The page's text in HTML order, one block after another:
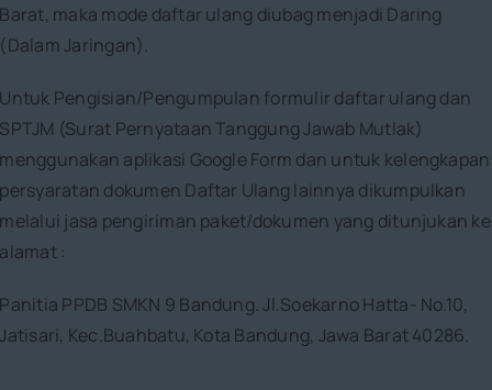
Barat, maka mode daftar ulang diubag menjadi Daring
(Dalam Jaringan).
Untuk Pengisian/Pengumpulan formulir daftar ulang dan
SPTJM (Surat Pernyataan Tanggung Jawab Mutlak)
menggunakan aplikasi Google Form dan untuk kelengkapan
persyaratan dokumen Daftar Ulang lainnya dikumpulkan
melalui jasa pengiriman paket/dokumen yang ditunjukan ke
alamat :
Panitia PPDB SMKN 9 Bandung. Jl.Soekarno Hatta- No.10,
Jatisari, Kec.Buahbatu, Kota Bandung, Jawa Barat 40286.